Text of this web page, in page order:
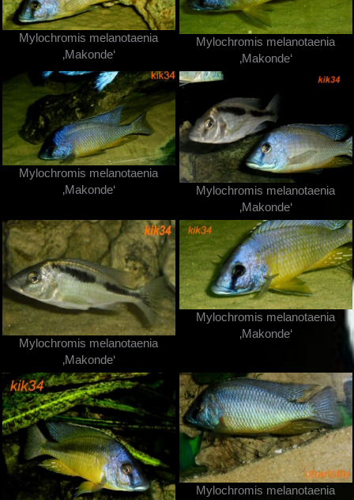
Mylochromis melanotaenia
‚Makonde‘
Mylochromis melanotaenia
‚Makonde‘
Mylochromis melanotaenia
‚Makonde‘
Mylochromis melanotaenia
‚Makonde‘
Mylochromis melanotaenia
‚Makonde‘
Mylochromis melanotaenia
‚Makonde‘
Mylochromis melanotaenia